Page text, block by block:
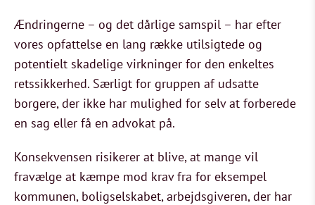
Ændringerne – og det dårlige samspil – har efter
vores opfattelse en lang række utilsigtede og
potentielt skadelige virkninger for den enkeltes
retssikkerhed. Særligt for gruppen af udsatte
borgere, der ikke har mulighed for selv at forberede
en sag eller få en advokat på.
Konsekvensen risikerer at blive, at mange vil
fravælge at kæmpe mod krav fra for eksempel
kommunen, boligselskabet, arbejdsgiveren, der har